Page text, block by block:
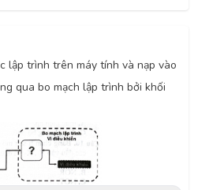
lập trình trên máy tính và nạp vào
qua bo mạch lập trình bởi khối